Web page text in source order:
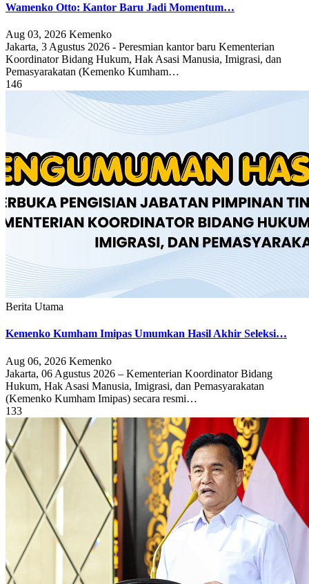
Wamenko Otto: Kantor Baru Jadi Momentum…
Aug 03, 2026 Kemenko
Jakarta, 3 Agustus 2026 - Peresmian kantor baru Kementerian
Koordinator Bidang Hukum, Hak Asasi Manusia, Imigrasi, dan
Pemasyarakatan (Kemenko Kumham…
146
Berita Utama
Kemenko Kumham Imipas Umumkan Hasil Akhir Seleksi…
Aug 06, 2026 Kemenko
Jakarta, 06 Agustus 2026 – Kementerian Koordinator Bidang
Hukum, Hak Asasi Manusia, Imigrasi, dan Pemasyarakatan
(Kemenko Kumham Imipas) secara resmi…
133